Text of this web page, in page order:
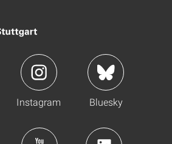
Instagram Bluesky